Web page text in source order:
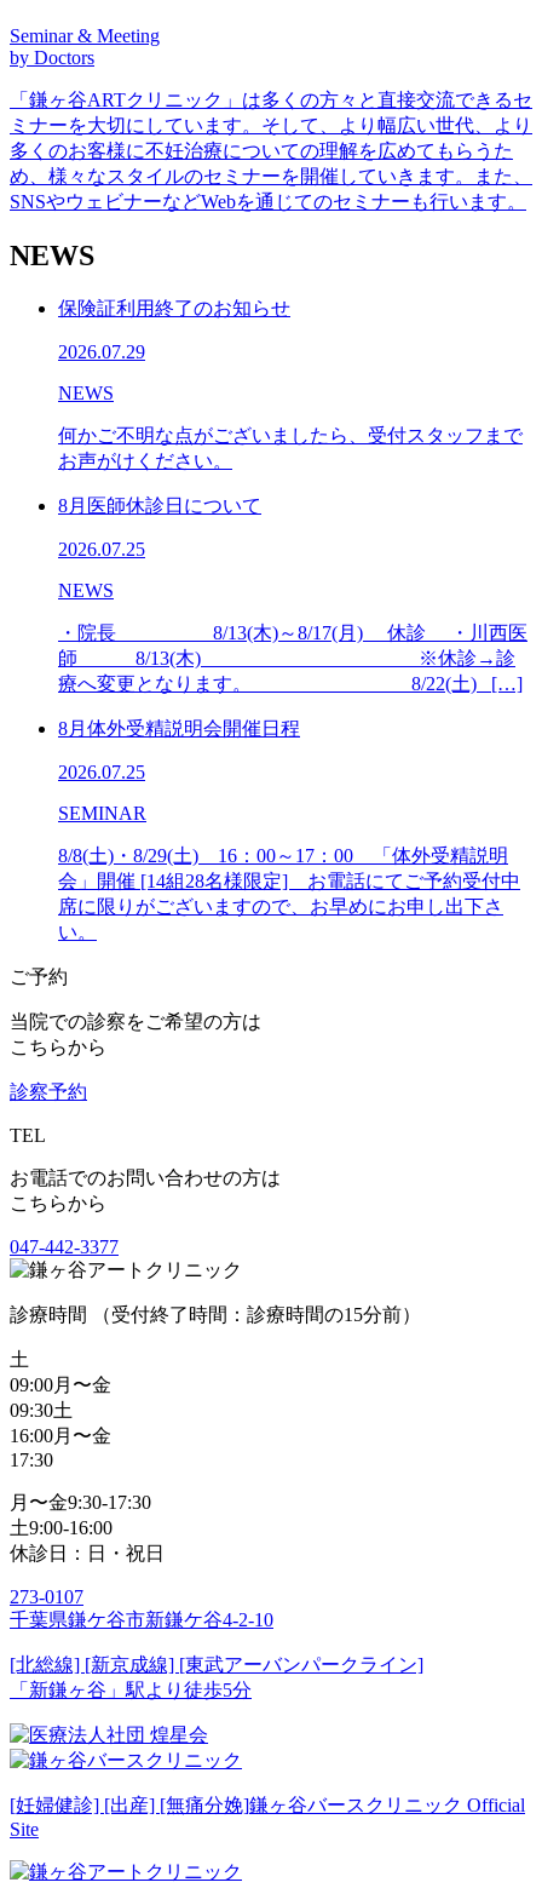
Seminar & Meeting
by Doctors
「鎌ヶ谷ARTクリニック」は多くの方々と直接交流できるセ
ミナーを大切にしています。そして、より幅広い世代、より
多くのお客様に不妊治療についての理解を広めてもらうた
め、様々なスタイルのセミナーを開催していきます。また、
SNSやウェビナーなどWebを通じてのセミナーも行います。
NEWS
保険証利用終了のお知らせ
2026.07.29
NEWS
何かご不明な点がございましたら、受付スタッフまで
お声がけください。
8月医師休診日について
2026.07.25
NEWS
・院長 8/13(木)～8/17(月) 休診 ・川西医
師 8/13(木) ※休診→診
療へ変更となります。 8/22(土) […]
8月体外受精説明会開催日程
2026.07.25
SEMINAR
8/8(土)・8/29(土) 16：00～17：00 「体外受精説明
会」開催 [14組28名様限定] お電話にてご予約受付中
席に限りがございますので、お早めにお申し出下さ
い。
ご予約
当院での診察をご希望の方は
こちらから
診察予約
TEL
お電話でのお問い合わせの方は
こちらから
047-442-3377
診療時間 （受付終了時間：診療時間の15分前）
土
09:00月〜金
09:30土
16:00月〜金
17:30
月〜金9:30-17:30
土9:00-16:00
休診日：日・祝日
273-0107
千葉県鎌ケ谷市新鎌ケ谷4-2-10
[北総線] [新京成線] [東武アーバンパークライン]
「新鎌ヶ谷」駅より徒歩5分
[妊婦健診] [出産] [無痛分娩]鎌ヶ谷バースクリニック Official
Site